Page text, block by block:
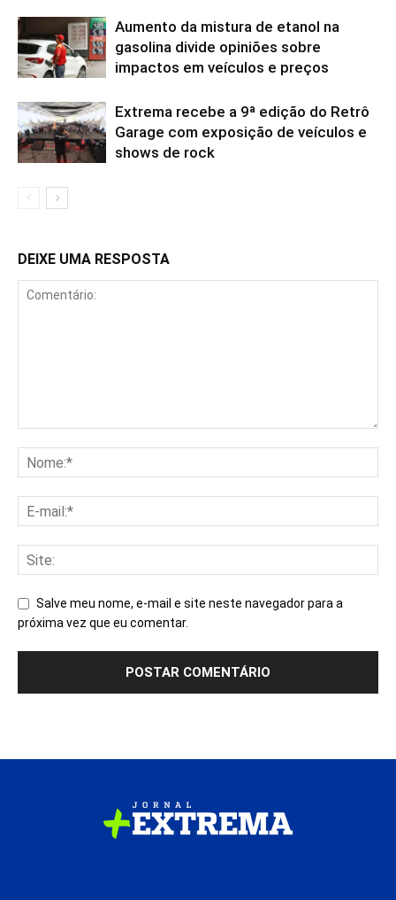
Aumento da mistura de etanol na
gasolina divide opiniões sobre
impactos em veículos e preços
Extrema recebe a 9ª edição do Retrô
Garage com exposição de veículos e
shows de rock
DEIXE UMA RESPOSTA
Salve meu nome, e-mail e site neste navegador para a
próxima vez que eu comentar.